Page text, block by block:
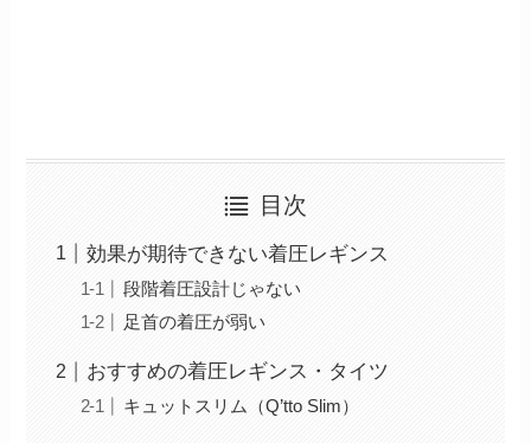
目次
効果が期待できない着圧レギンス
段階着圧設計じゃない
足首の着圧が弱い
おすすめの着圧レギンス・タイツ
キュットスリム（Q’tto Slim）